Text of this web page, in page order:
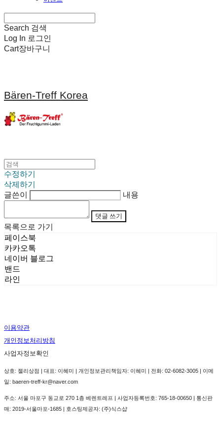
Search 검색
Log In 로그인
Cart장바구니
Bären-Treff Korea
수정하기
삭제하기
글쓴이
내용
댓글 쓰기
목록으로 가기
페이스북
카카오톡
네이버 블로그
밴드
라인
이용약관
개인정보처리방침
사업자정보확인
상호: 젤리상점 | 대표: 이혜미 | 개인정보관리책임자: 이혜미 | 전화: 02-6082-3005 | 이메
일: baeren-treff-kr@naver.com
주소: 서울 마포구 동교로 270 1층 베렌트레프 | 사업자등록번호: 765-18-00650 | 통신판
매: 2019-서울마포-1685 | 호스팅제공자: (주)식스샵